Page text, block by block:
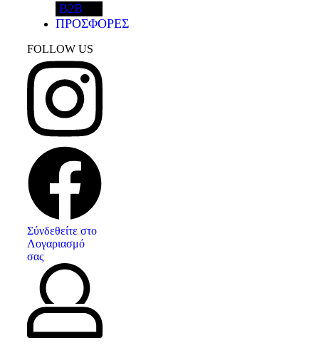
B2B
ΠΡΟΣΦΟΡΕΣ
FOLLOW US
Σύνδεθείτε στο
Λογαριασμό
σας